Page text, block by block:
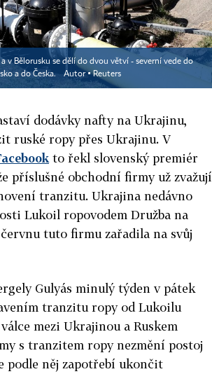
v Bělorusku se dělí do dvou větví - severní vede do
a do Česka.
Autor ▪Reuters
dodávky nafty na Ukrajinu,
ruské ropy přes Ukrajinu. V
to řekl slovenský premiér
příslušné obchodní firmy už zvažují
tranzitu. Ukrajina nedávno
Lukoil ropovodem Družba na
tuto firmu zařadila na svůj
Gulyás minulý týden v pátek
tranzitu ropy od Lukoilu
mezi Ukrajinou a Ruskem
s tranzitem ropy nezmění postoj
podle něj zapotřebí ukončit